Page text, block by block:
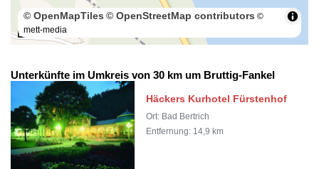
100 m
© OpenMapTiles © OpenStreetMap contributors ©
mett-media
Unterkünfte im Umkreis von 30 km um Bruttig-Fankel
Häckers Kurhotel Fürstenhof
Ort: Bad Bertrich
Entfernung: 14,9 km